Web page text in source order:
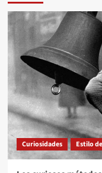
Curiosidades Estilo